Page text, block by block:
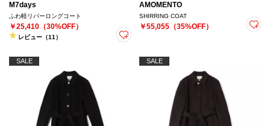
M7days
ふわ軽リバーロングコート
￥25,410（30%OFF）
レビュー（11）
AMOMENTO
SHIRRING COAT
￥55,055（35%OFF）
SALE SALE